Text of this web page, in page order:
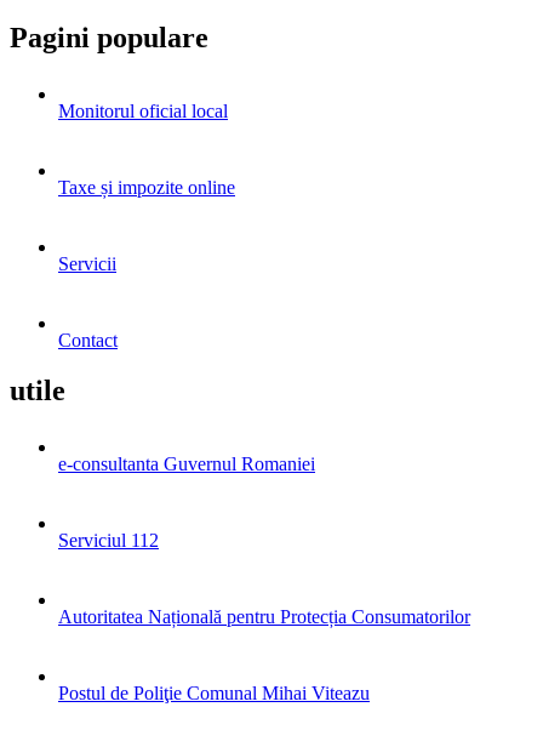
Pagini populare
Monitorul oficial local
Taxe și impozite online
Servicii
Contact
utile
e-consultanta Guvernul Romaniei
Serviciul 112
Autoritatea Națională pentru Protecția Consumatorilor
Postul de Poliţie Comunal Mihai Viteazu